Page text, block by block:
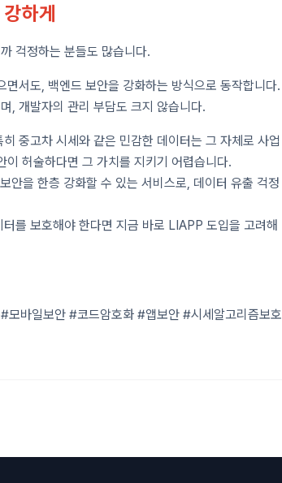
하게
걱정하는 분들도 많습니다.
서도, 백엔드 보안을 강화하는 방식으로 동작합니다.
, 개발자의 관리 부담도 크지 않습니다.
중고차 시세와 같은 민감한 데이터는 그 자체로 사업
허술하다면 그 가치를 지키기 어렵습니다.
안을 한층 강화할 수 있는 서비스로, 데이터 유출 걱정
를 보호해야 한다면 지금 바로 LIAPP 도입을 고려해
바일보안 #코드암호화 #앱보안 #시세알고리즘보호